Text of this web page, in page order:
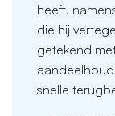
heeft,
die hij
getekend
snelle